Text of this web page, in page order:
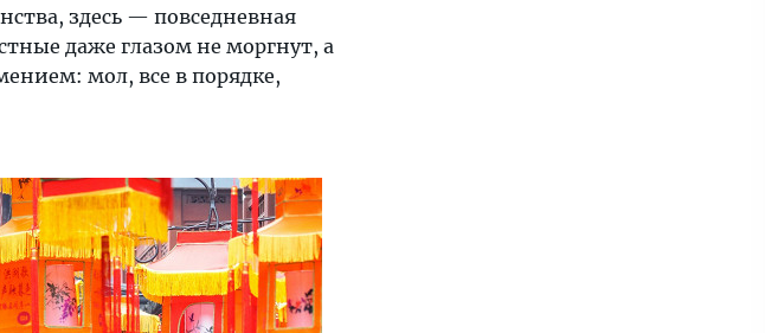
здесь — повседневная
даже глазом не моргнут, а
мол, все в порядке,